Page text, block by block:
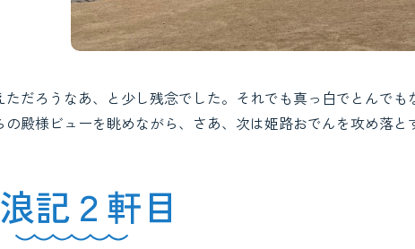
だろうなあ、と少し残念でした。それでも真っ白でとんでも
殿様ビューを眺めながら、さあ、次は姫路おでんを攻め落と
記２軒目